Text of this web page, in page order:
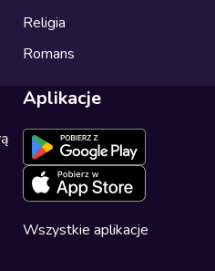
Religia
Romans
Aplikacje
Wszystkie aplikacje